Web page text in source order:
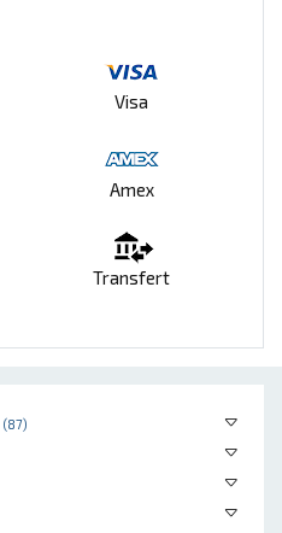
(87)
Visa
Amex
Transfert